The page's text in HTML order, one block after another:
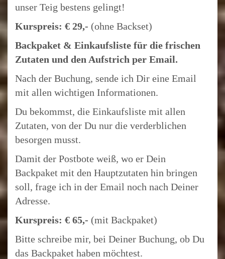
unser Teig bestens gelingt!
Kurspreis: € 29,- (ohne Backset)
Backpaket & Einkaufsliste für die frischen
Zutaten und den Aufstrich per Email.
Nach der Buchung, sende ich Dir eine Email
mit allen wichtigen Informationen.
Du bekommst, die Einkaufsliste mit allen
Zutaten, von der Du nur die verderblichen
besorgen musst.
Damit der Postbote weiß, wo er Dein
Backpaket mit den Hauptzutaten hin bringen
soll, frage ich in der Email noch nach Deiner
Adresse.
Kurspreis: € 65,- (mit Backpaket)
Bitte schreibe mir, bei Deiner Buchung, ob Du
das Backpaket haben möchtest.